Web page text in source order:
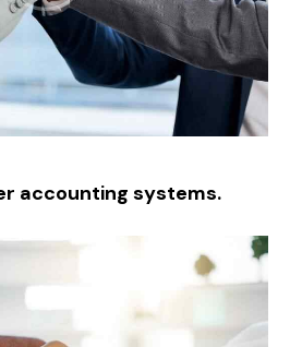
accounting systems.